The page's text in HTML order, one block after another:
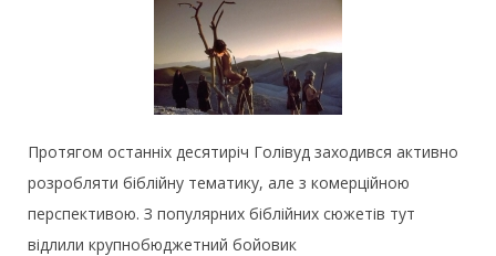
Протягом останніх десятиріч Голівуд заходився активно
розробляти біблійну тематику, але з комерційною
перспективою. З популярних біблійних сюжетів тут
відлили крупнобюджетний бойовик